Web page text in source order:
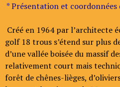
* Présentation et coordonnées
Créé en 1964 par l’architecte
golf 18 trous s’étend sur plus
d’une vallée boisée du massif
relativement court mais
forêt de chênes-lièges,